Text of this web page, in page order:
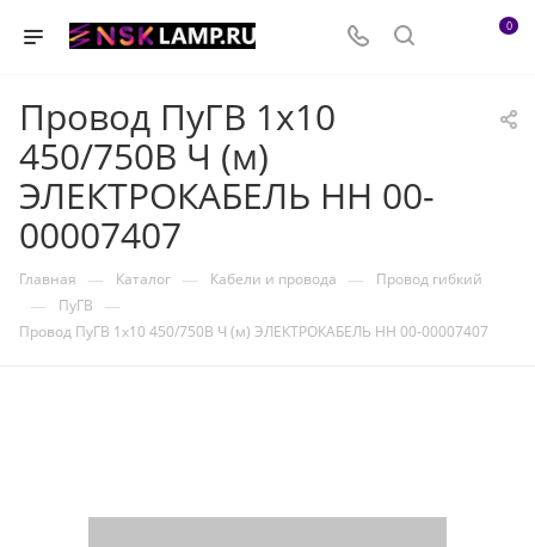
0
Провод ПуГВ 1х10
450/750В Ч (м)
ЭЛЕКТРОКАБЕЛЬ НН 00-
00007407
Главная — Каталог — Кабели и провода — Провод гибкий
— ПуГВ —
Провод ПуГВ 1х10 450/750В Ч (м) ЭЛЕКТРОКАБЕЛЬ НН 00-00007407